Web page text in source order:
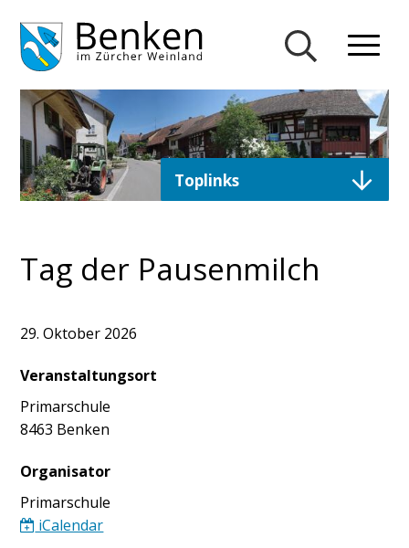
Navigieren in Gemeinde
Schnellnavigation
Direktzugriffe
Toplinks
Tag der Pausenmilch
29. Oktober 2026
Veranstaltungsort
Primarschule
8463 Benken
Organisator
Primarschule
iCalendar